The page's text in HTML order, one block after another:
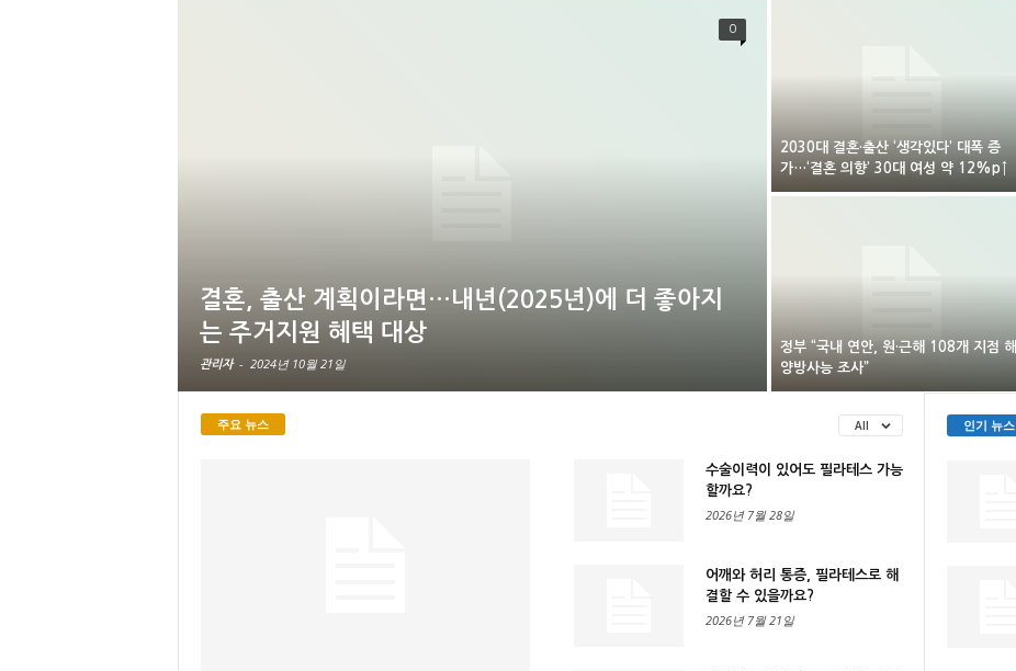
결혼, 출산 계획이라면…내년(2025년)에 더 좋아지
는 주거지원 혜택 대상
관리자 - 2024년 10월 21일
0
2030대 결혼·출산 ‘생각있다’ 대폭 증
가…‘결혼 의향’ 30대 여성 약 12%p↑
정부 “국내 연안, 원·근해 108개 지점 해
양방사능 조사”
주요 뉴스 All
수술이력이 있어도 필라테스 가능
할까요?
2026년 7월 28일
어깨와 허리 통증, 필라테스로 해
결할 수 있을까요?
2026년 7월 21일
인기 뉴스